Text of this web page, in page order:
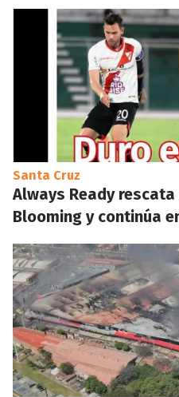
Santa Cruz
Always Ready
Blooming y continúa